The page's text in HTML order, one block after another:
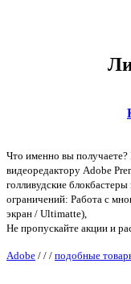
Что именно вы
видеоредактору Adobe
голливудские
ограничений: Работа с
экран / Ultimatte),
Не пропускайте акции и
Adobe / / / подобные